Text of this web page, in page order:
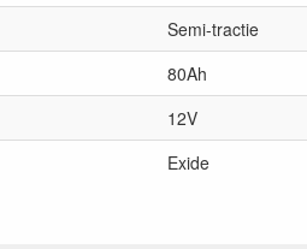
Semi-tractie
80Ah
12V
Exide